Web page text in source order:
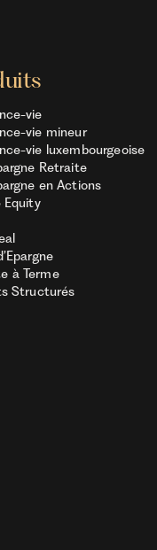
vie
vie mineur
vie luxembourgeoise
Retraite
en Actions
Equity
à Terme
Structurés